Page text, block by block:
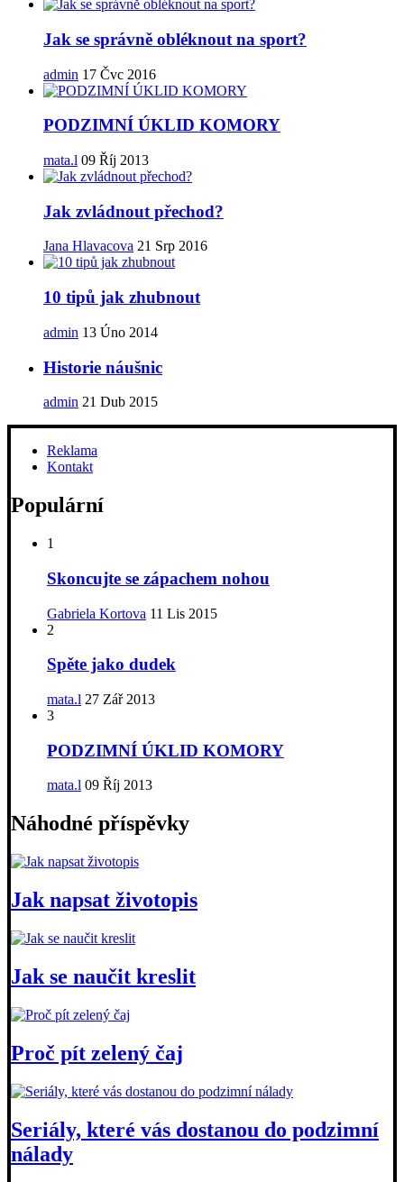
Jak se správně obléknout na sport?
admin 17 Čvc 2016
PODZIMNÍ ÚKLID KOMORY
mata.l 09 Říj 2013
Jak zvládnout přechod?
Jana Hlavacova 21 Srp 2016
10 tipů jak zhubnout
admin 13 Úno 2014
Historie náušnic
admin 21 Dub 2015
Reklama
Kontakt
Populární
1
Skoncujte se zápachem nohou
Gabriela Kortova 11 Lis 2015
2
Spěte jako dudek
mata.l 27 Zář 2013
3
PODZIMNÍ ÚKLID KOMORY
mata.l 09 Říj 2013
Náhodné příspěvky
Jak napsat životopis
Jak se naučit kreslit
Proč pít zelený čaj
Seriály, které vás dostanou do podzimní
nálady